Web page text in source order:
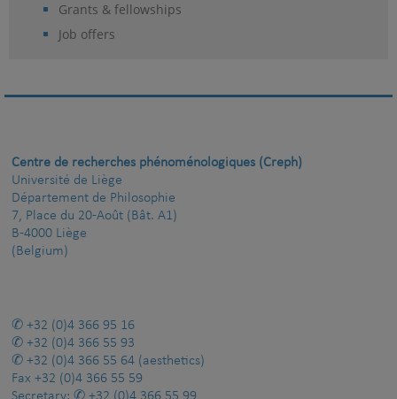
Grants & fellowships
Job offers
Centre de recherches phénoménologiques (Creph)
Université de Liège
Département de Philosophie
7, Place du 20-Août (Bât. A1)
B-4000 Liège
(Belgium)
+32 (0)4 366 95 16
+32 (0)4 366 55 93
+32 (0)4 366 55 64 (aesthetics)
Fax +32 (0)4 366 55 59